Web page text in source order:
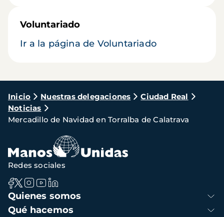
Voluntariado
Ir a la página de Voluntariado
Ruta
de
navegación
Inicio Nuestras delegaciones
Ciudad Real
Noticias
Mercadillo de Navidad en Torralba de Calatrava
Navegación
principal
Quienes somos
Qué hacemos
Redes sociales